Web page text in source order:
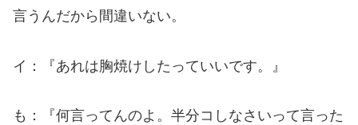
言うんだから間違いない。
イ：『あれは胸焼けしたっていいです。』
も：『何言ってんのよ。半分コしなさいって言った